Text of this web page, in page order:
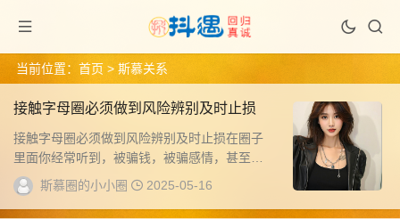
当前位置： 首页 > 斯慕关系
接触字母圈必须做到风险辨别及时止损
接触字母圈必须做到风险辨别及时止损在圈子
里面你经常听到，被骗钱，被骗感情，甚至被
诈骗，毋庸置疑的是被骗的往往是萌新，且没
有做到风...
斯慕圈的小小圈 2025-05-16